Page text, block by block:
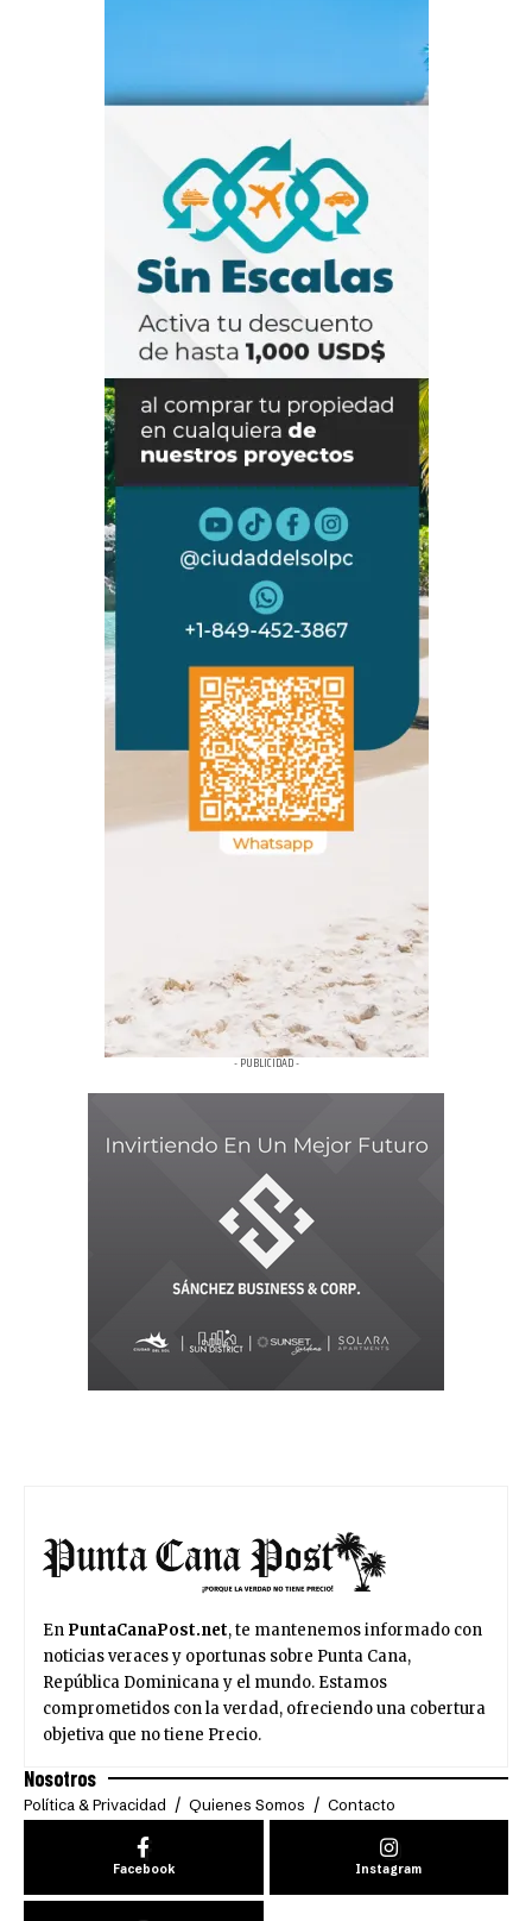
- PUBLICIDAD -
En PuntaCanaPost.net, te mantenemos informado con
noticias veraces y oportunas sobre Punta Cana,
República Dominicana y el mundo. Estamos
comprometidos con la verdad, ofreciendo una cobertura
objetiva que no tiene Precio.
Nosotros
Política & Privacidad Quienes Somos Contacto
Facebook Instagram